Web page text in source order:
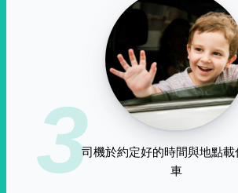
3司機於約定好的時間與地點載
車